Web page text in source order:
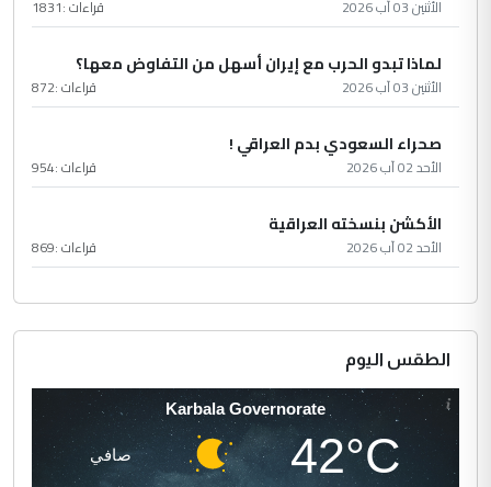
الأثنين 03 آب 2026 قراءات :1831
لماذا تبدو الحرب مع إيران أسهل من التفاوض معها؟
الأثنين 03 آب 2026 قراءات :872
صحراء السعودي بدم العراقي !
الأحد 02 آب 2026 قراءات :954
الأكشن بنسخته العراقية
الأحد 02 آب 2026 قراءات :869
الطقس اليوم
Karbala Governorate
42°C صافي